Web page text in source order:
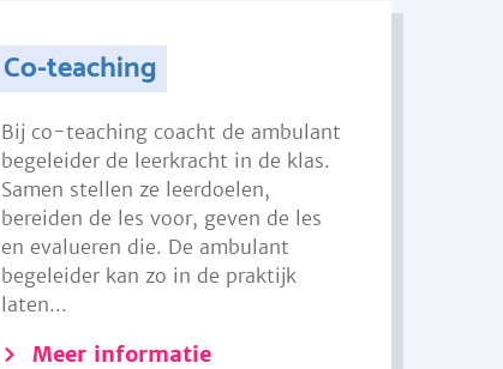
Co-teaching
Bij co-teaching coacht de ambulant
begeleider de leerkracht in de klas.
Samen stellen ze leerdoelen,
bereiden de les voor, geven de les
en evalueren die. De ambulant
begeleider kan zo in de praktijk
laten...
Meer informatie